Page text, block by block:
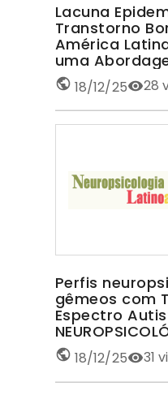
Lacuna
Transtorno
América
uma
Sensível
BORDERLINE
18/12/25 28
Perfis
gêmeos com
Espectro
COM TEA
18/12/25 31